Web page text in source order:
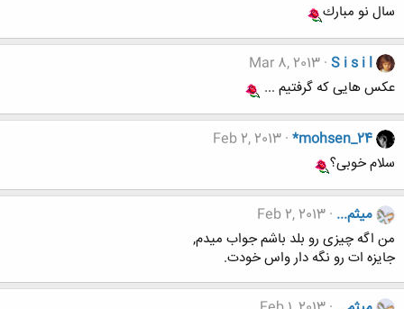
سال نو مبارك
S i s i l
Mar 8, 2013
عکس هایی که گرفتیم ...
*mohsen_24
Feb 2, 2013
سلام خوبی؟
میثم... Feb 2, 2013
من اگه چیزی رو بلد باشم جواب میدم,
جایزه ات رو نگه دار واس خودت.